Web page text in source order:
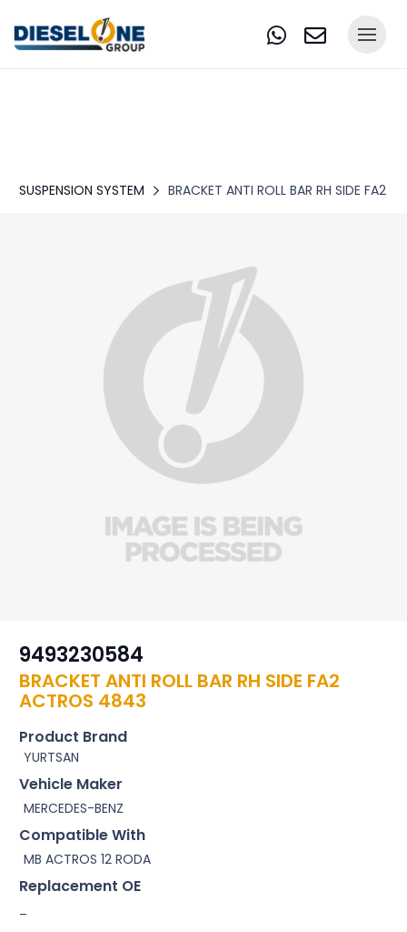
SUSPENSION SYSTEM BRACKET ANTI ROLL BAR RH SIDE FA2
9493230584
BRACKET ANTI ROLL BAR RH SIDE FA2
ACTROS 4843
Product Brand
YURTSAN
Vehicle Maker
MERCEDES-BENZ
Compatible With
MB ACTROS 12 RODA
Replacement OE
–